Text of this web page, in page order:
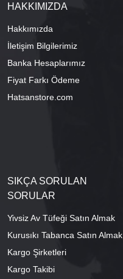
HAKKIMIZDA
Hakkımızda
İletişim Bilgilerimiz
Banka Hesaplarımız
Fiyat Farkı Ödeme
Hatsanstore.com
SIKÇA SORULAN
SORULAR
Yivsiz Av Tüfeği Satın Almak
Kurusıkı Tabanca Satın Almak
Kargo Şirketleri
Kargo Takibi